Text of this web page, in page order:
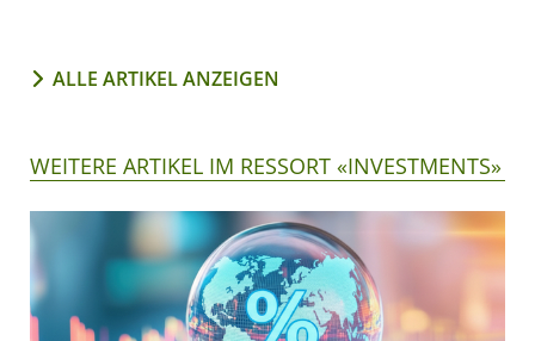
ALLE ARTIKEL ANZEIGEN
WEITERE ARTIKEL IM RESSORT «INVESTMENTS»